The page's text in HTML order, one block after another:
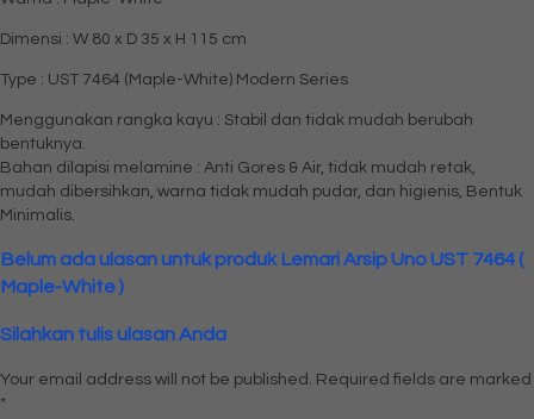
Dimensi : W 80 x D 35 x H 115 cm
Type : UST 7464 (Maple-White) Modern Series
Menggunakan rangka kayu : Stabil dan tidak mudah berubah
bentuknya.
Bahan dilapisi melamine : Anti Gores & Air, tidak mudah retak,
mudah dibersihkan, warna tidak mudah pudar, dan higienis, Bentuk
Minimalis.
Belum ada ulasan untuk produk Lemari Arsip Uno UST 7464 (
Maple-White )
Silahkan tulis ulasan Anda
Your email address will not be published. Required fields are marked
*